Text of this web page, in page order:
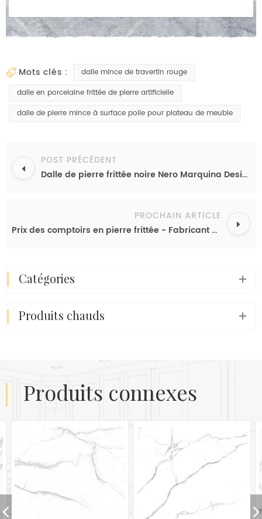
mots clés :
dalle mince de travertin rouge
dalle en porcelaine frittée de pierre artificielle
dalle de pierre mince à surface polie pour plateau de meuble
POST PRÉCÉDENT
Dalle de pierre frittée noire Nero Marquina Design, comptoir en pierre reconstituée noire veinée de blanc
PROCHAIN ARTICLE
Prix des comptoirs en pierre frittée - Fabricant d'origine - Options de pierre frittée - Dalles de 12 mm - Couleurs mélangées - Conditionnement en conteneur complet
catégories
produits chauds
produits connexes